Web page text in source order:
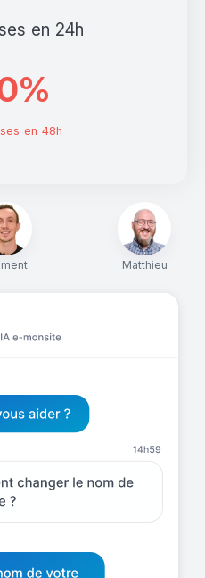
Matthieu
en 24h
en 48h